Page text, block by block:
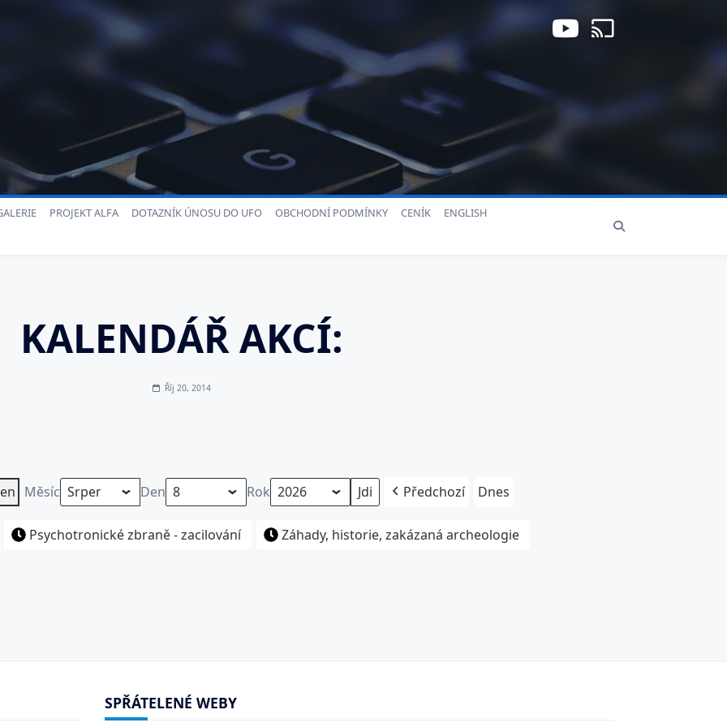
PROJEKT ALFA DOTAZNÍK ÚNOSU DO UFO OBCHODNÍ PODMÍNKY CENÍK
ENGLISH
KALENDÁŘ AKCÍ:
Říj 20, 2014
Měsíc Den Rok Předchozí Dnes
Psychotronické zbraně - zacilování Záhady, historie, zakázaná archeologie
SPŘÁTELENÉ WEBY